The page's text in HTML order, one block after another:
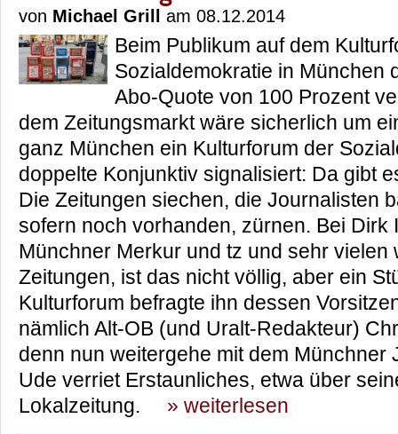
von Michael Grill am 08.12.2014
Beim Publikum auf dem
Sozialdemokratie in München
Abo-Quote von 100 Prozent
dem Zeitungsmarkt wäre sicherlich um
ganz München ein Kulturforum der
doppelte Konjunktiv signalisiert: Da gibt
Die Zeitungen siechen, die Journalisten
sofern noch vorhanden, zürnen. Bei Dirk
Münchner Merkur und tz und sehr vielen
Zeitungen, ist das nicht völlig, aber ein
Kulturforum befragte ihn dessen
nämlich Alt-OB (und Uralt-Redakteur)
denn nun weitergehe mit dem Münchner
Ude verriet Erstaunliches, etwa über
Lokalzeitung. » weiterlesen